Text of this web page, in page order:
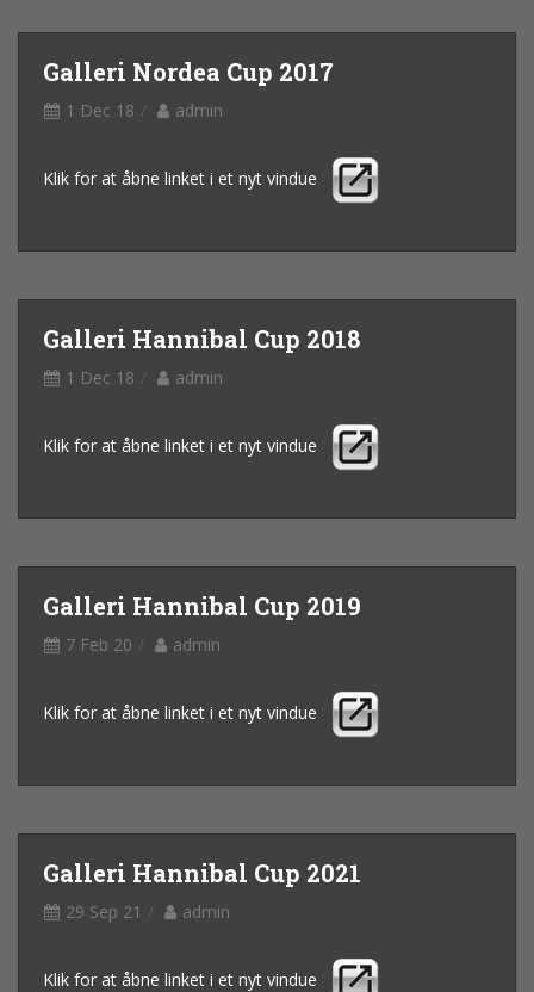
Galleri Nordea Cup 2017
1 Dec 18 admin
Klik for at åbne linket i et nyt vindue
Galleri Hannibal Cup 2018
1 Dec 18 admin
Klik for at åbne linket i et nyt vindue
Galleri Hannibal Cup 2019
7 Feb 20 admin
Klik for at åbne linket i et nyt vindue
Galleri Hannibal Cup 2021
29 Sep 21 admin
Klik for at åbne linket i et nyt vindue